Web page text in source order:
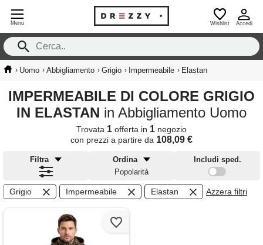
Menu Wishlist Accedi
› Uomo › Abbigliamento › Grigio › Impermeabile › Elastan
IMPERMEABILE DI COLORE GRIGIO
IN ELASTAN in Abbigliamento Uomo
Trovata 1 offerta in 1 negozio
con prezzi a partire da 108,09 €
Filtra
Ordina
Popolarità
Includi sped.
Grigio Impermeabile Elastan Azzera filtri